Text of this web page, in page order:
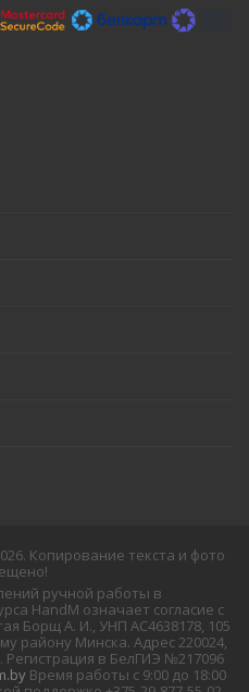
Копирование текста и фото
ручной работы в
HandM означает согласие с
Борщ А. И., УНП АС4638178, 105
району Минска. Адрес 220024,
Регистрация в БелГИЭ №217096
Время работы с 9:00 до 18:00